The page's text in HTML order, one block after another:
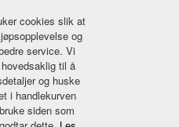
cookies slik at
og
service. Vi
til å
og huske
i handlekurven
siden som